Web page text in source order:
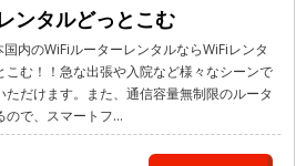
ンタルどっとこむ
国内のWiFiルーターレンタルならWiFiレンタ
こむ！！急な出張や入院など様々なシーンで
ただけます。また、通信容量無制限のルータ
ので、スマートフ...